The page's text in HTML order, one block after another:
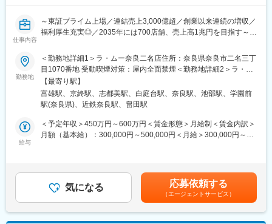
店舗によって異なりますが、社員6～10名、パート・アルバイト
70～100名でおおよそ構成されています。
■当社の強み：
画で競合店との差別化を図り、地域密着型のディスカウントスト
アとして愛されています。
・さまざまな指数でのデータ分析でIT技術を活用したり、訴求力
の高い売場づくりを行うことで独自のローコストオペレーション
で圧倒的な低価格を実現しています。
続けるために「2035年に700店舗を出店する」目標を掲げ、本部
と現場が密に連絡を取り合いながらサービス改善を行うための体
変更の範囲：会社の定める業務
仕事内容
～東証プライム上場／連結売上3,000億超／創業以来連続の増収／
福利厚生充実◎／2035年には700店舗、売上高1兆円を目指す～
■業務内容：
同社が運営するメガ・ディスカウントストア「ラ・ムー」やスー
パーディスカウントストア「ディオ」の店舗スタッフとしての業
務をお任せします。上記店舗は現在全国233店舗以上に拡大中。
業界トップクラスの成長率を誇る好調企業で、店舗の繁栄にご活
躍いただける方を募集します！
■業務詳細：
・店舗メンバー（パート・アルバイト）の労務管理ほか
勤務地
＜勤務地詳細1＞ラ・ムー奈良二名店住所：奈良県奈良市二名三丁
目1070番地 受動喫煙対策：屋内全面禁煙＜勤務地詳細2＞ラ・ム
ー京終店住所：奈良県奈良市南京終町710番地の1 受動喫煙対策：
屋内全面禁煙＜勤務地詳細3＞ディオ上牧店住所：奈良県北葛城郡
上牧町上牧2185番地 受動喫煙対策：屋内全面禁煙変更の範囲：会
【最寄り駅】
富雄駅、京終駅、志都美駅、白庭台駅、奈良駅、池部駅、学園前
駅(奈良県)、近鉄奈良駅、畠田駅
給与
＜予定年収＞450万円～600万円＜賃金形態＞月給制＜賃金内訳＞
月額（基本給）：300,000円～500,000円＜月給＞300,000円～
す。月給(月額)は固定手当を含めた表記です。
気になる 応募依頼する
（エージェントサービス）